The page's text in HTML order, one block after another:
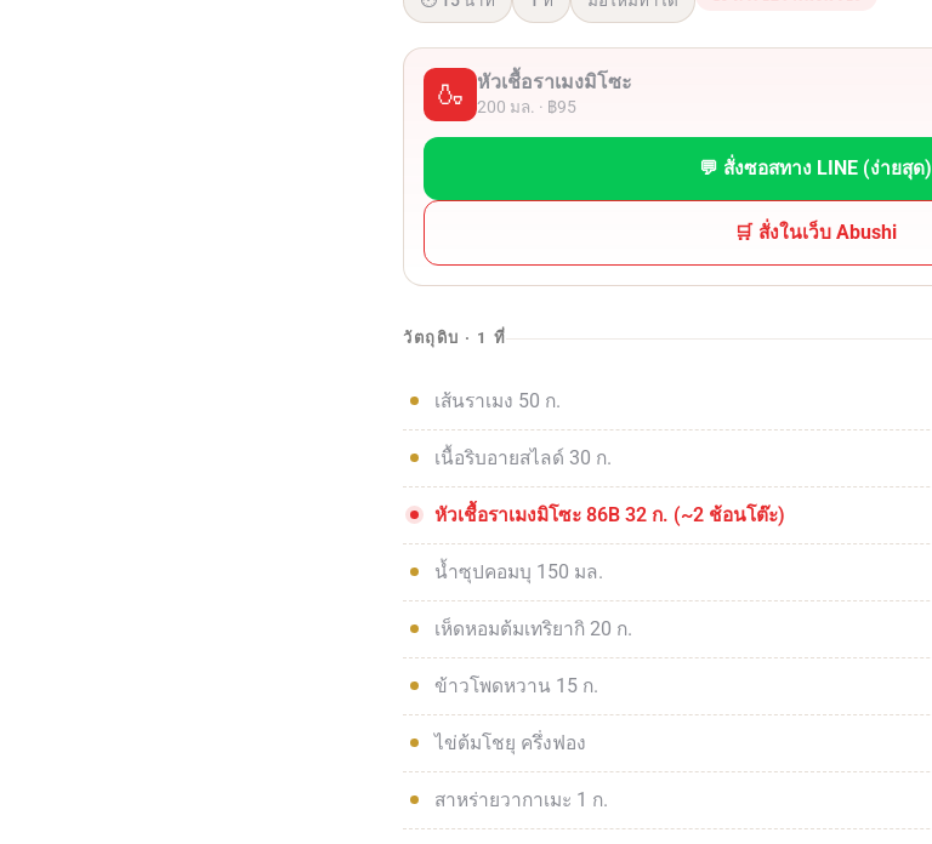
🍶 หัวเชื้อราเมงมิโซะ
200 มล. · ฿95
💬 สั่งซอสทาง LINE (ง่ายสุด)
🛒 สั่งในเว็บ Abushi
วัตถุดิบ · 1 ที่
เส้นราเมง 50 ก.
เนื้อริบอายสไลด์ 30 ก.
หัวเชื้อราเมงมิโซะ 86B 32 ก. (~2 ช้อนโต๊ะ)
น้ำซุปคอมบุ 150 มล.
เห็ดหอมต้มเทริยากิ 20 ก.
ข้าวโพดหวาน 15 ก.
ไข่ต้มโชยุ ครึ่งฟอง
สาหร่ายวากาเมะ 1 ก.